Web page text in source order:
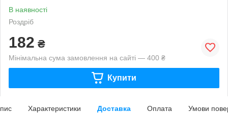
В наявності
Роздріб
182 ₴
Мінімальна сума замовлення на сайті — 400 ₴
Купити
Характеристики Доставка Оплата Умови